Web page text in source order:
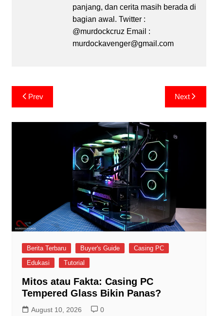
panjang, dan cerita masih berada di
bagian awal. Twitter :
@murdockcruz Email :
murdockavenger@gmail.com
Post
navigation
Prev Next
Berita Terbaru Buyer's Guide
Casing PC
Edukasi
Tutorial
Mitos atau Fakta: Casing PC
Tempered Glass Bikin Panas?
August 10, 2026 0